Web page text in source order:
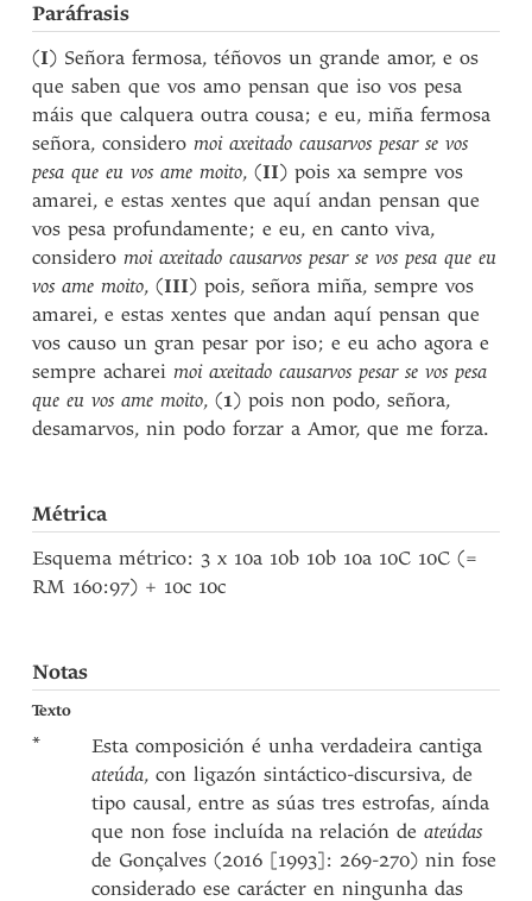
Paráfrasis
(I) Señora fermosa, téñovos un grande amor, e os
que saben que vos amo pensan que iso vos pesa
máis que calquera outra cousa; e eu, miña fermosa
señora, consideromoi axeitado causarvos pesar se vos
pesa que eu vos ame moito, (II) pois xa sempre vos
amarei, e estas xentes que aquí andan pensan que
vos pesa profundamente; e eu, en canto viva,
consideromoi axeitado causarvos pesar se vos pesa que eu
vos ame moito, (III) pois, señora miña, sempre vos
amarei, e estas xentes que andan aquí pensan que
vos causo un gran pesar por iso; e eu acho agora e
sempre achareimoi axeitado causarvos pesar se vos pesa
que eu vos ame moito, (1) pois non podo, señora,
desamarvos, nin podo forzar a Amor, que me forza.
Métrica
Esquema métrico: 3 x 10a 10b 10b 10a 10C 10C (=
RM 160:97) + 10c 10c
Notas
Texto
*
Esta composición é unha verdadeira cantiga
ateúda, con ligazón sintáctico-discursiva, de
tipo causal, entre as súas tres estrofas, aínda
que non fose incluída na relación deateúdas
de Gonçalves (2016 [1993]: 269-270) nin fose
considerado ese carácter en ningunha das